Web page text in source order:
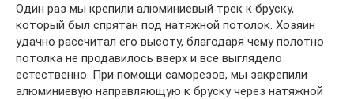
Один раз мы крепили алюминиевый трек к бруску,
который был спрятан под натяжной потолок. Хозяин
удачно рассчитал его высоту, благодаря чему полотно
потолка не продавилось вверх и все выглядело
естественно. При помощи саморезов, мы закрепили
алюминиевую направляющую к бруску через натяжной